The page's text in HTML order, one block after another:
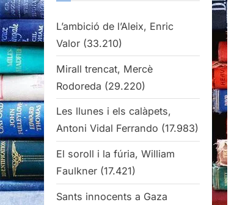
L’ambició de l’Aleix, Enric
Valor (33.210)
Mirall trencat, Mercè
Rodoreda (29.220)
Les llunes i els calàpets,
Antoni Vidal Ferrando (17.983)
El soroll i la fúria, William
Faulkner (17.421)
Sants innocents a Gaza